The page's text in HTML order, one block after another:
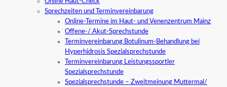
Sprechzeiten und Terminvereinbarung
Online-Termine im Haut- und Venenzentrum Mainz
Offene-/ Akut-Sprechstunde
Terminvereinbarung Botulinum-Behandlung bei
Hyperhidrosis Spezialsprechstunde
Terminvereinbarung Leistungssportler
Spezialsprechstunde
Spezialsprechstunde – Zweitmeinung Muttermal/